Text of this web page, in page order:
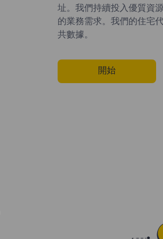
址。我們持續投入優質資
的業務需求。我們的住宅
共數據。
開始